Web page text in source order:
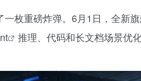
枚重磅炸弹。6月1日，全新
推理、代码和长文档场景优